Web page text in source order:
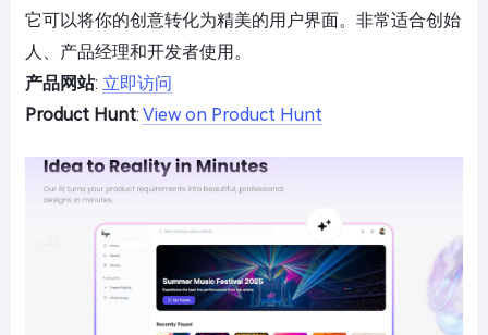
它可以将你的创意转化为精美的用户界面。非常适合创始
人、产品经理和开发者使用。
产品网站: 立即访问
Product Hunt: View on Product Hunt